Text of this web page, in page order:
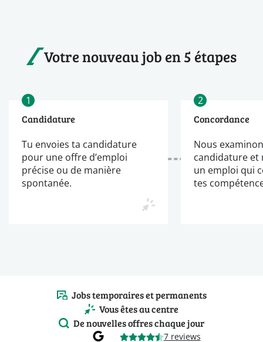
Votre nouveau job en 5 étapes
1
Candidature
Tu envoies ta candidature
pour une offre d’emploi
précise ou de manière
spontanée.
2
Concordance
Nous
candidature et
un emploi qui
tes
Jobs temporaires et permanents
Vous êtes au centre
De nouvelles offres chaque jour
7 reviews